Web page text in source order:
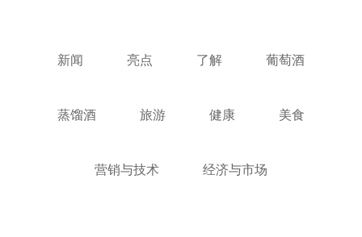
新闻 亮点 了解 葡萄酒
蒸馏酒 旅游 健康 美食
营销与技术 经济与市场